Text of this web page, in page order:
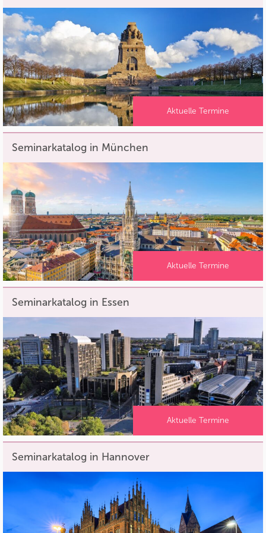
Aktuelle Termine
Seminarkatalog in München
Aktuelle Termine
Seminarkatalog in Essen
Aktuelle Termine
Seminarkatalog in Hannover